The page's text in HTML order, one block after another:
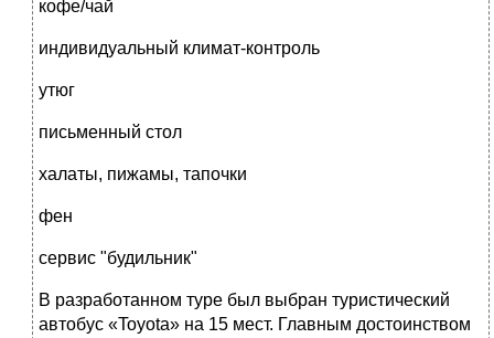
кофе/чай
индивидуальный климат-контроль
утюг
письменный стол
халаты, пижамы, тапочки
фен
сервис "будильник"
В разработанном туре был выбран туристический
автобус «Toyota» на 15 мест. Главным достоинством